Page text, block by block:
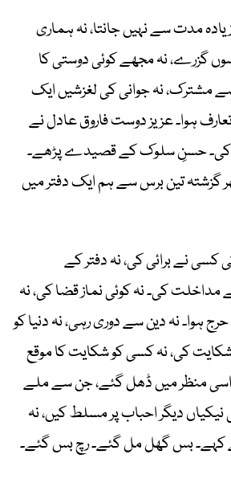
مدت سے نہیں جانتا، نہ ہماری
گزرے، نہ مجھے کوئی دوستی کا
مشترک، نہ جوانی کی لغزشیں ایک
ہوا۔ عزیز دوست فاروق عادل نے
کی۔ حسنِ سلوک کے قصیدے پڑھے۔
گزشتہ تین برس سے ہم ایک دفتر میں
نے برائی کی، نہ دفتر کے
مداخلت کی۔ نہ کوئی نماز قضا کی، نہ
ہوا۔ نہ دین سے دوری رہی، نہ دنیا کو
شکایت کی، نہ کسی کو شکایت کا موقع
منظر میں ڈھل گئے، جن سے ملے
نیکیاں دیگر احباب پر مسلط کیں، نہ
کہے۔ بس گھل مل گئے۔ رچ بس گئے۔